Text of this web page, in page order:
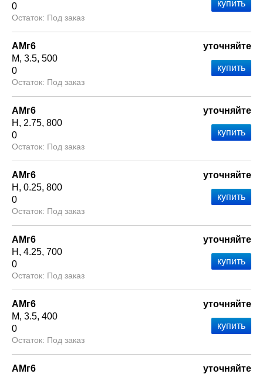
0
Под заказ
АМг6
М 3.5 500
0
Под заказ
уточняйте
АМг6
Н
2.75 800
0
Под заказ
уточняйте
АМг6
Н
0.25 800
0
Под заказ
уточняйте
АМг6
Н
4.25 700
0
Под заказ
уточняйте
АМг6
М 3.5 400
0
Под заказ
уточняйте
АМг6
уточняйте